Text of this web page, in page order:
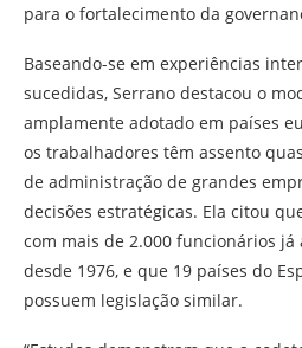
para o fortalecimento da
Baseando-se em experiências
sucedidas, Serrano destacou o
amplamente adotado em países
os trabalhadores têm assento
de administração de grandes
decisões estratégicas. Ela citou
com mais de 2.000 funcionários já
desde 1976, e que 19 países do
possuem legislação similar.